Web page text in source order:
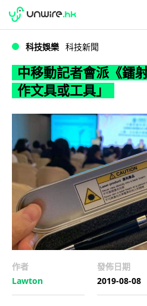
WWDC 2026
科技娛樂 科技新聞
中移動記者會派《鐳
作文具或工具」
作者
Lawton
發佈日期
2019-08-08